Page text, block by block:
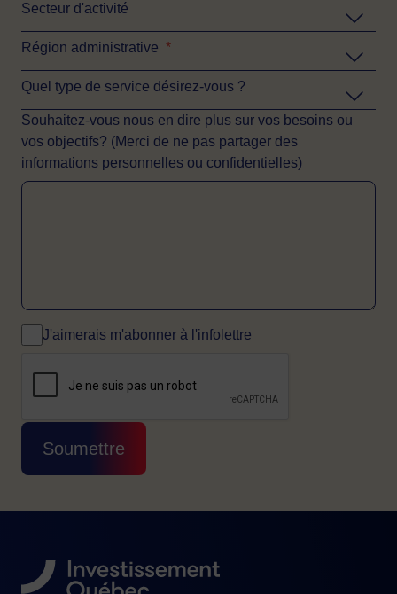
Secteur d'activité
Région administrative *
Quel type de service désirez-vous ?
Souhaitez-vous nous en dire plus sur vos besoins ou
vos objectifs? (Merci de ne pas partager des
informations personnelles ou confidentielles)
J'aimerais m'abonner à l'infolettre
Cette question sert à vérifier si vous êtes
Soumettre